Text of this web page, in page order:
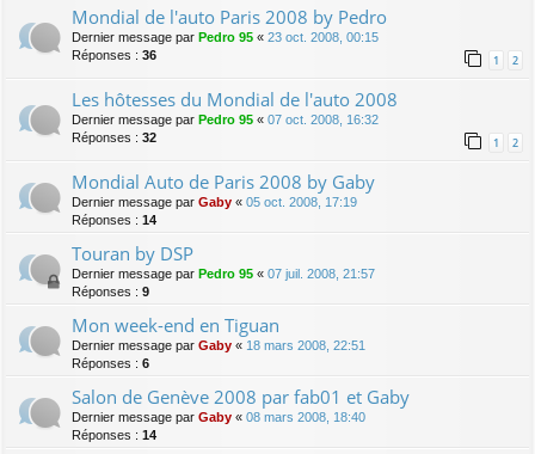
Mondial de l'auto Paris 2008 by Pedro
Dernier message par Pedro 95 « 23 oct. 2008, 00:15
Réponses : 36 1 2
Les hôtesses du Mondial de l'auto 2008
Dernier message par Pedro 95 « 07 oct. 2008, 16:32
Réponses : 32 1 2
Mondial Auto de Paris 2008 by Gaby
Dernier message par Gaby « 05 oct. 2008, 17:19
Réponses : 14
Touran by DSP
Dernier message par Pedro 95 « 07 juil. 2008, 21:57
Réponses : 9
Mon week-end en Tiguan
Dernier message par Gaby « 18 mars 2008, 22:51
Réponses : 6
Salon de Genève 2008 par fab01 et Gaby
Dernier message par Gaby « 08 mars 2008, 18:40
Réponses : 14